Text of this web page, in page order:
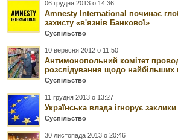
06 грудня 2013 о 14:36
Amnesty International починає
захисту «в'язнів Банкової»
Суспільство
10 вересня 2012 о 11:50
Антимонопольний комітет
розслідування щодо найбільших
Суспільство
11 грудня 2013 о 13:27
Українська влада ігнорує
Суспільство
30 листопада 2013 о 20:46